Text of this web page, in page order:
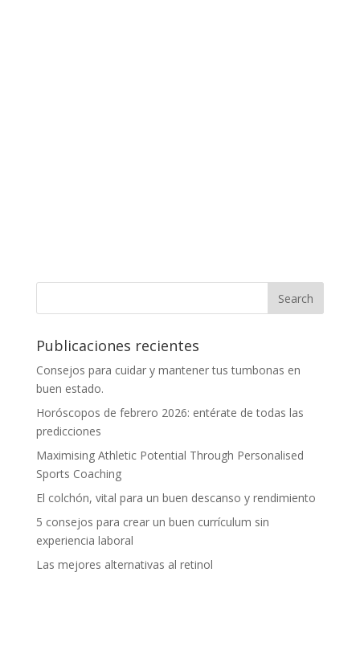
Publicaciones recientes
Consejos para cuidar y mantener tus tumbonas en
buen estado.
Horóscopos de febrero 2026: entérate de todas las
predicciones
Maximising Athletic Potential Through Personalised
Sports Coaching
El colchón, vital para un buen descanso y rendimiento
5 consejos para crear un buen currículum sin
experiencia laboral
Las mejores alternativas al retinol